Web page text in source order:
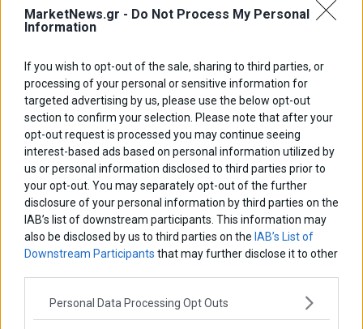
MarketNews.gr - Do Not Process My Personal
Information
If you wish to opt-out of the sale, sharing to third parties, or
processing of your personal or sensitive information for
targeted advertising by us, please use the below opt-out
section to confirm your selection. Please note that after your
opt-out request is processed you may continue seeing
interest-based ads based on personal information utilized by
us or personal information disclosed to third parties prior to
your opt-out. You may separately opt-out of the further
disclosure of your personal information by third parties on the
IAB’s list of downstream participants. This information may
also be disclosed by us to third parties on the IAB’s List of
Downstream Participants that may further disclose it to other
Personal Data Processing Opt Outs
Νικόλαος Φουρτζής
MIT Sloan: Οι AI-driven επιχειρήσεις διαμορφώνουν το νέο
μοντέλο επιχειρηματικότητας
Θανάσης Κρητικός
Στις 11/12 το πρώτο ευρωπαϊκό ντέρμπι «αιωνίων»
ΕΤΙΚΕΤΕΣ
eurobank marketnewsnikkei wall Αγορες ΗΠΑ Ιταλια
Χρηματιστηριο Αθηνων αεπ αθλητικα αναπτυξη βουλη γερμανια
διαπραγματευση δντεκλογες εκτ ελλαδα εμπορευματα
επικαιροτητα επιχειρησεις ευρω ευρωζωνη ευρωπαικα
χρηματιστηρια ευρωπηηπα κορωνοιος
κρουσματα
κυριακος μητσοτακης μεταρρυθμισεις μετρα μητσοτακηςνδ